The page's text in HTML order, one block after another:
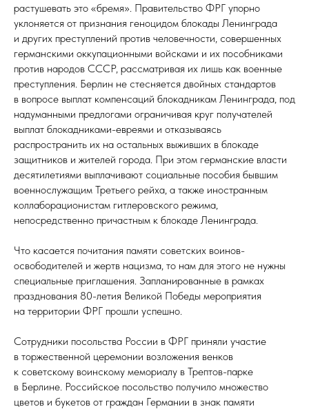
растушевать это «бремя». Правительство ФРГ упорно
уклоняется от признания геноцидом блокады Ленинграда
и других преступлений против человечности, совершенных
германскими оккупационными войсками и их пособниками
против народов СССР, рассматривая их лишь как военные
преступления. Берлин не стесняется двойных стандартов
в вопросе выплат компенсаций блокадникам Ленинграда, под
надуманными предлогами ограничивая круг получателей
выплат блокадниками-евреями и отказываясь
распространить их на остальных выживших в блокаде
защитников и жителей города. При этом германские власти
десятилетиями выплачивают социальные пособия бывшим
военнослужащим Третьего рейха, а также иностранным
коллаборационистам гитлеровского режима,
непосредственно причастным к блокаде Ленинграда.
Что касается почитания памяти советских воинов-
освободителей и жертв нацизма, то нам для этого не нужны
специальные приглашения. Запланированные в рамках
празднования 80-летия Великой Победы мероприятия
на территории ФРГ прошли успешно.
Сотрудники посольства России в ФРГ приняли участие
в торжественной церемонии возложения венков
к советскому воинскому мемориалу в Трептов-парке
в Берлине. Российское посольство получило множество
цветов и букетов от граждан Германии в знак памяти